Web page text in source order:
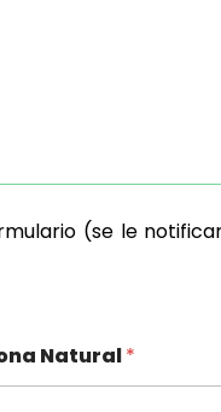
(se le
Natural*